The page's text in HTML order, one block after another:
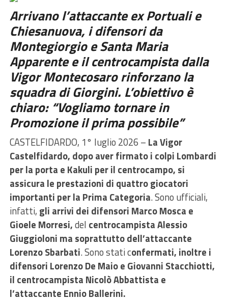
Arrivano l’attaccante ex Portuali e
Chiesanuova, i difensori da
Montegiorgio e Santa Maria
Apparente e il centrocampista dalla
Vigor Montecosaro rinforzano la
squadra di Giorgini. L’obiettivo è
chiaro: “Vogliamo tornare in
Promozione il prima possibile”
CASTELFIDARDO, 1° luglio 2026 – La Vigor
Castelfidardo, dopo aver firmato i colpi Lombardi
per la porta e Kakuli per il centrocampo, si
assicura le prestazioni di quattro giocatori
importanti per la Prima Categoria. Sono ufficiali,
infatti, gli arrivi dei difensori Marco Mosca e
Gioele Morresi,del centrocampista Alessio
Giuggioloni ma soprattutto dell’attaccante
Lorenzo Sbarbati. Sono stati confermati, inoltre i
difensori Lorenzo De Maio e Giovanni Stacchiotti,
il centrocampista Nicolò Abbattista e
l’attaccante Ennio Ballerini.